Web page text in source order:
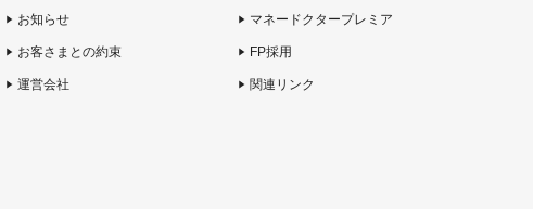
お知らせ
お客さまとの約束
運営会社
マネードクタープレミア
FP採用
関連リンク